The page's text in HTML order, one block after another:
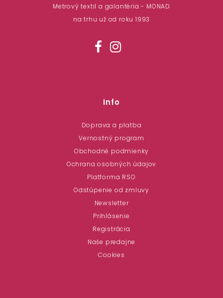
Metrový textil a galantéria - MONAD
na trhu už od roku 1993
Info
Doprava a platba
Vernostný program
Obchodné podmienky
Ochrana osobných údajov
Platforma RSO
Odstúpenie od zmluvy
Newsletter
Prihlásenie
Registrácia
Naše predajne
Cookies